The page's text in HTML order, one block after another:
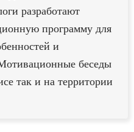
разработают
программу для
и
беседы
так и на территории